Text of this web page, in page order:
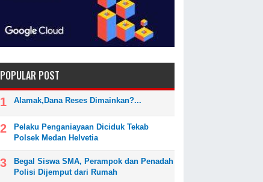
POPULAR POST
Alamak,Dana Reses Dimainkan?...
Pelaku Penganiayaan Diciduk Tekab
Polsek Medan Helvetia
Begal Siswa SMA, Perampok dan Penadah
Polisi Dijemput dari Rumah